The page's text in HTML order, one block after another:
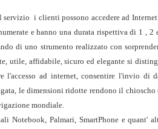
servizio i clienti possono accedere ad
e hanno una durata rispettiva di 1 , 2
di uno strumento realizzato con
utile, affidabile, sicuro ed elegante si
l'accesso ad internet, consentire l'invio di
le dimensioni ridotte rendono il chioscho
mondiale.
Notebook, Palmari, SmartPhone e quant'